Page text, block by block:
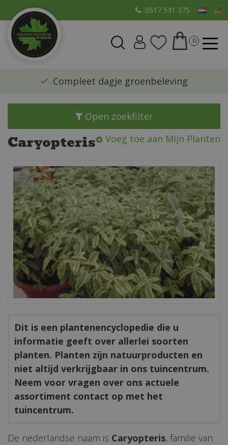
a
0517 531 375
​Compleet dagje groenbeleving
Open zoekfilter
Caryopteris Voeg toe aan Mijn Planten
Dit is een plantenencyclopedie die u
informatie geeft over allerlei soorten
planten. Planten zijn natuurproducten en
niet altijd verkrijgbaar in ons tuincentrum.
Neem voor vragen over ons actuele
assortiment contact op met het
tuincentrum.
De nederlandse naam is Caryopteris, familie van